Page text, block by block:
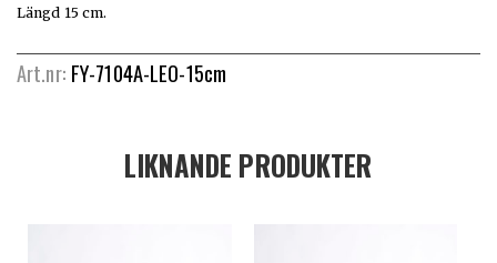
Längd 15 cm.
Art.nr: FY-7104A-LEO-15cm
LIKNANDE PRODUKTER